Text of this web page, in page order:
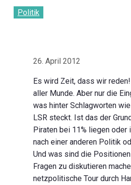
Politik
26. April 2012
Es wird Zeit, dass wir
aller Munde. Aber nur die
was hinter Schlagworten wie
LSR steckt. Ist das der
Piraten bei 11% liegen
nach einer anderen Politik
Und was sind die
Fragen zu diskutieren
netzpolitische Tour durch